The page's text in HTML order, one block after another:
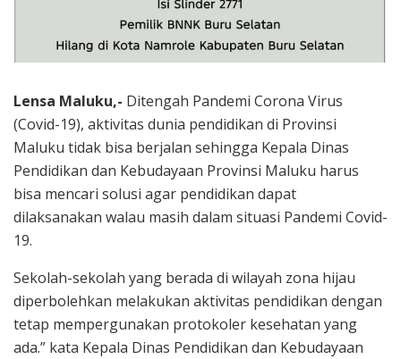
Lensa Maluku,- Ditengah Pandemi Corona Virus
(Covid-19), aktivitas dunia pendidikan di Provinsi
Maluku tidak bisa berjalan sehingga Kepala Dinas
Pendidikan dan Kebudayaan Provinsi Maluku harus
bisa mencari solusi agar pendidikan dapat
dilaksanakan walau masih dalam situasi Pandemi Covid-
19.
Sekolah-sekolah yang berada di wilayah zona hijau
diperbolehkan melakukan aktivitas pendidikan dengan
tetap mempergunakan protokoler kesehatan yang
ada.” kata Kepala Dinas Pendidikan dan Kebudayaan